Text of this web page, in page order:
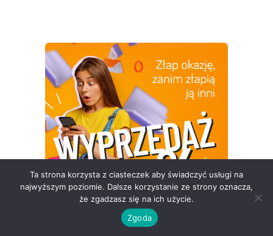
Ta strona korzysta z ciasteczek aby świadczyć usługi na
najwyższym poziomie. Dalsze korzystanie ze strony oznacza,
że zgadzasz się na ich użycie.
Zgoda